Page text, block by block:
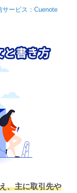
せ
06-6131-9960
サービス：Cuenote
、主に取引先や